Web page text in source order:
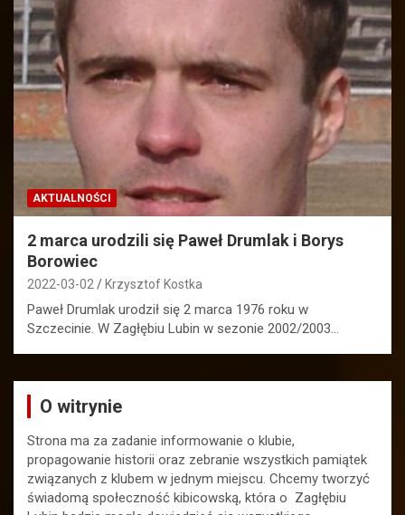
AKTUALNOŚCI
2 marca urodzili się Paweł Drumlak i Borys
Borowiec
2022-03-02 Krzysztof Kostka
Paweł Drumlak urodził się 2 marca 1976 roku w
Szczecinie. W Zagłębiu Lubin w sezonie 2002/2003…
O witrynie
Strona ma za zadanie informowanie o klubie,
propagowanie historii oraz zebranie wszystkich pamiątek
związanych z klubem w jednym miejscu. Chcemy tworzyć
świadomą społeczność kibicowską, która o Zagłębiu